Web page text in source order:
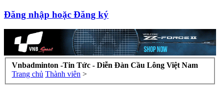
Đăng nhập hoặc Đăng ký
Vnbadminton -Tin Tức - Diễn Đàn Cầu Lông Việt Nam
Trang chủ Thành viên >